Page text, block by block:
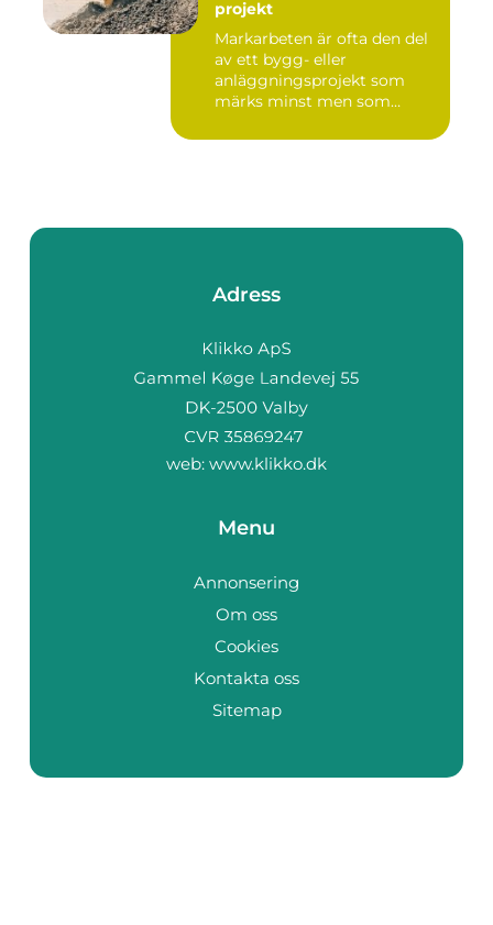
projekt
Markarbeten är ofta den del
av ett bygg- eller
anläggningsprojekt som
märks minst men som
Adress
web: www.klikko.dk
Menu
Annonsering
Om oss
Cookies
Kontakta oss
Sitemap